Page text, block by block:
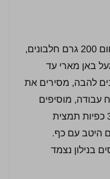
מכניסים לקערה חסינת חום 200 גרם חלבונים,
מעל באן מארי עד
להבה, מסירים את
מוסיפים
600 גרם אבקת שקדים, 3 כפיות תמצית
היטב עם כף.
בנילון נצמד